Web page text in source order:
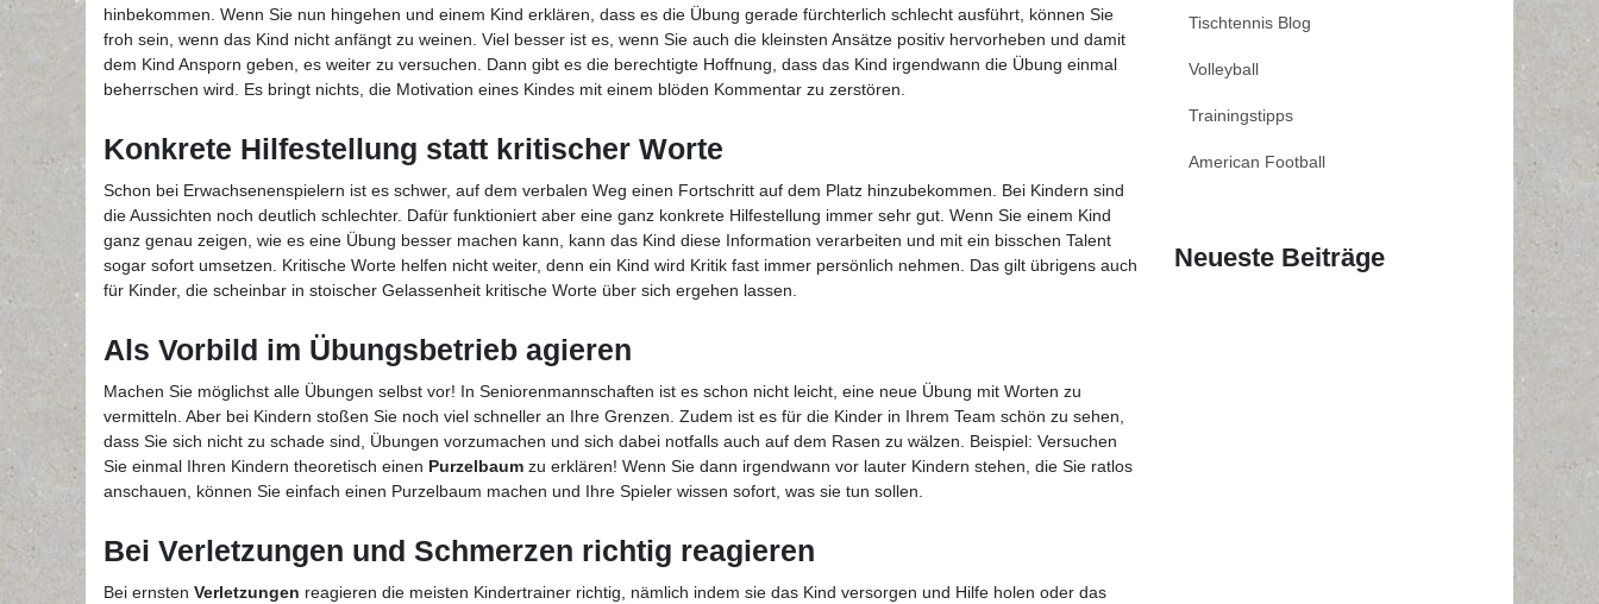
hinbekommen. Wenn Sie nun hingehen und einem Kind erklären, dass es die Übung gerade fürchterlich schlecht ausführt, können Sie
froh sein, wenn das Kind nicht anfängt zu weinen. Viel besser ist es, wenn Sie auch die kleinsten Ansätze positiv hervorheben und damit
dem Kind Ansporn geben, es weiter zu versuchen. Dann gibt es die berechtigte Hoffnung, dass das Kind irgendwann die Übung einmal
beherrschen wird. Es bringt nichts, die Motivation eines Kindes mit einem blöden Kommentar zu zerstören.
Konkrete Hilfestellung statt kritischer Worte
Schon bei Erwachsenenspielern ist es schwer, auf dem verbalen Weg einen Fortschritt auf dem Platz hinzubekommen. Bei Kindern sind
die Aussichten noch deutlich schlechter. Dafür funktioniert aber eine ganz konkrete Hilfestellung immer sehr gut. Wenn Sie einem Kind
ganz genau zeigen, wie es eine Übung besser machen kann, kann das Kind diese Information verarbeiten und mit ein bisschen Talent
sogar sofort umsetzen. Kritische Worte helfen nicht weiter, denn ein Kind wird Kritik fast immer persönlich nehmen. Das gilt übrigens auch
für Kinder, die scheinbar in stoischer Gelassenheit kritische Worte über sich ergehen lassen.
Als Vorbild im Übungsbetrieb agieren
Machen Sie möglichst alle Übungen selbst vor! In Seniorenmannschaften ist es schon nicht leicht, eine neue Übung mit Worten zu
vermitteln. Aber bei Kindern stoßen Sie noch viel schneller an Ihre Grenzen. Zudem ist es für die Kinder in Ihrem Team schön zu sehen,
dass Sie sich nicht zu schade sind, Übungen vorzumachen und sich dabei notfalls auch auf dem Rasen zu wälzen. Beispiel: Versuchen
Sie einmal Ihren Kindern theoretisch einen Purzelbaum zu erklären! Wenn Sie dann irgendwann vor lauter Kindern stehen, die Sie ratlos
anschauen, können Sie einfach einen Purzelbaum machen und Ihre Spieler wissen sofort, was sie tun sollen.
Bei Verletzungen und Schmerzen richtig reagieren
Bei ernsten Verletzungen reagieren die meisten Kindertrainer richtig, nämlich indem sie das Kind versorgen und Hilfe holen oder das
Tischtennis Blog
Volleyball
Trainingstipps
American Football
Neueste Beiträge